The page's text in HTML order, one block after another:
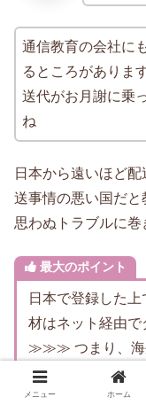
通信教育の会社に
るところがありま
送代がお月謝に乗
ね
日本から遠いほど
送事情の悪い国だ
思わぬトラブルに巻
最大のポイント
日本で登録した
材はネット経由で
≫≫≫ つまり、海
金で学習できると
メニュー ホーム